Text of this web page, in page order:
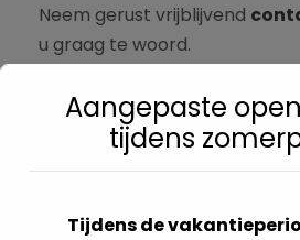
Neem gerust vrijblijvend
u graag te woord.
Aangepaste
tijdens
Tijdens de